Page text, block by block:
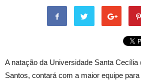
A natação da Universidade Santa Cecília
Santos, contará com a maior equipe